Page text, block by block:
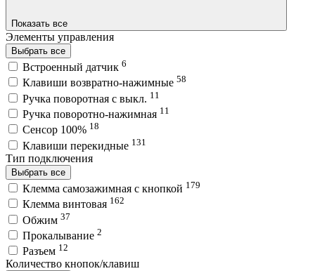
Показать все
Элементы управления
Выбрать все
Встроенный датчик 6
Клавиши возвратно-нажимные 58
Ручка поворотная с выкл. 11
Ручка поворотно-нажимная 11
Сенсор 100% 18
Клавиши перекидные 131
Тип подключения
Выбрать все
Клемма самозажимная с кнопкой 179
Клемма винтовая 162
Обжим 37
Прокалывание 2
Разъем 12
Количество кнопок/клавиш